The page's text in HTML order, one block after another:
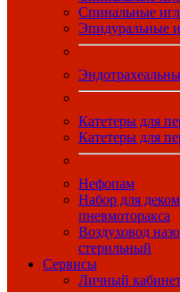
Спинальные
Эпидуральные
Катетеры для
Катетеры для
Нефопам
Набор для
пневмоторакса
Воздуховод
стерильный
Сервисы
Личный